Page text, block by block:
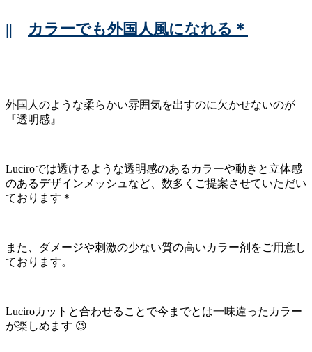
|| カラーでも外国人風になれる＊
外国人のような柔らかい雰囲気を出すのに欠かせないのが
『透明感』
Luciroでは透けるような透明感のあるカラーや動きと立体感
のあるデザインメッシュなど、数多くご提案させていただい
ております＊
また、ダメージや刺激の少ない質の高いカラー剤をご用意し
ております。
Luciroカットと合わせることで今までとは一味違ったカラー
が楽しめます 😉